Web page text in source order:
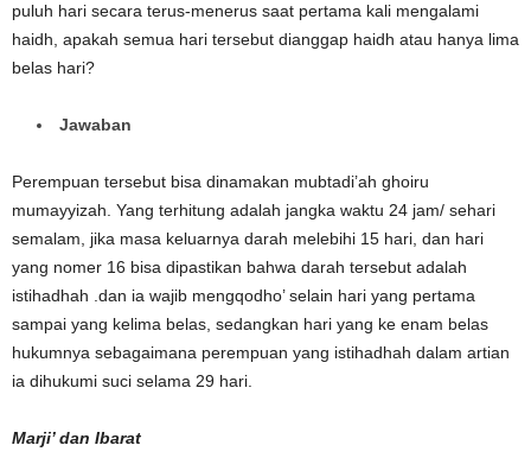
puluh hari secara terus-menerus saat pertama kali mengalami
haidh, apakah semua hari tersebut dianggap haidh atau hanya lima
belas hari?
Jawaban
Perempuan tersebut bisa dinamakan mubtadi’ah ghoiru
mumayyizah. Yang terhitung adalah jangka waktu 24 jam/ sehari
semalam, jika masa keluarnya darah melebihi 15 hari, dan hari
yang nomer 16 bisa dipastikan bahwa darah tersebut adalah
istihadhah .dan ia wajib mengqodho’ selain hari yang pertama
sampai yang kelima belas, sedangkan hari yang ke enam belas
hukumnya sebagaimana perempuan yang istihadhah dalam artian
ia dihukumi suci selama 29 hari.
Marji’ dan Ibarat